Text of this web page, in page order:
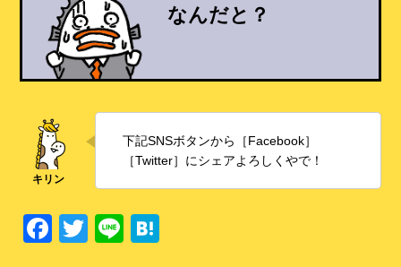
なんだと？
下記SNSボタンから［Facebook］
［Twitter］にシェアよろしくやで！
F
T
Li